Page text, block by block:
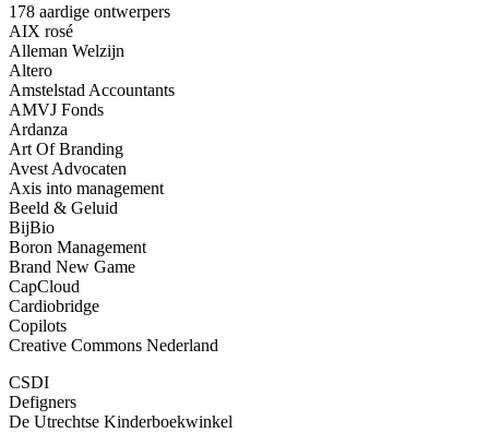
178 aardige ontwerpers
AIX rosé
Alleman Welzijn
Altero
Amstelstad Accountants
AMVJ Fonds
Ardanza
Art Of Branding
Avest Advocaten
Axis into management
Beeld & Geluid
BijBio
Boron Management
Brand New Game
CapCloud
Cardiobridge
Copilots
Creative Commons Nederland
CSDI
Defigners
De Utrechtse Kinderboekwinkel